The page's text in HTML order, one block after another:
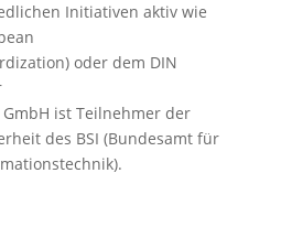
Initiativen aktiv wie
oder dem DIN
ist Teilnehmer der
des BSI (Bundesamt für